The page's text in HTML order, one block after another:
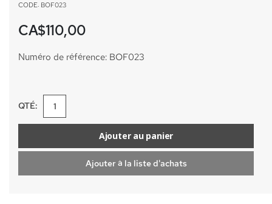
d’images
CODE: BOF023
CA$110,00
Numéro de référence: BOF023
QTÉ:
Ajouter au panier
Ajouter à la liste d'achats